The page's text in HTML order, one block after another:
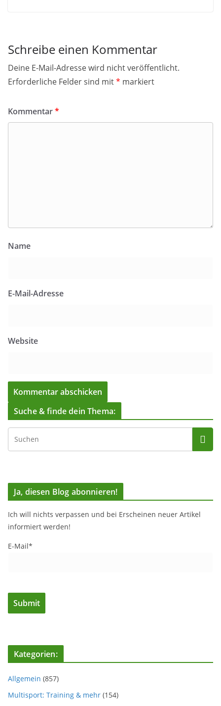
Schreibe einen Kommentar
Deine E-Mail-Adresse wird nicht veröffentlicht.
Erforderliche Felder sind mit* markiert
Kommentar*
Name
E-Mail-Adresse
Website
Suche & finde dein Thema:
Ja, diesen Blog abonnieren!
Ich will nichts verpassen und bei Erscheinen neuer Artikel
informiert werden!
E-Mail*
Kategorien:
Allgemein (857)
Multisport: Training & mehr (154)